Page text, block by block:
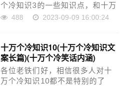
个冷知识3的一些知识点，和十万
个冷知识文案长篇的问题解析，
本篇文章，相信很大概率可以解
决您的问题，接下来我……
488 2023-09-09 16:00:24
十万个冷知识10(十万个冷知识文
案长篇)(十万个冷笑话内涵)
各位老铁们好，相信很多人对十
万个冷知识10都不是特别的了